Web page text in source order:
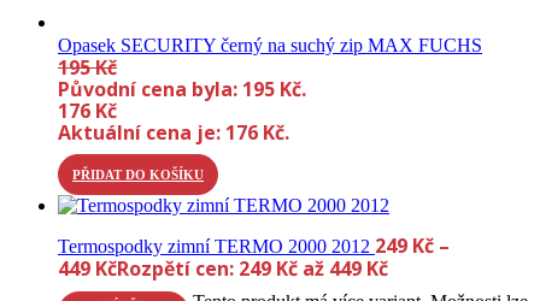
Opasek SECURITY černý na suchý zip MAX FUCHS
195Kč
Původní cena byla: 195 Kč.
176 Kč
Aktuální cena je: 176 Kč.
PŘIDAT DO KOŠÍKU
Termospodky zimní TERMO 2000 2012 249 Kč –
449 KčRozpětí cen: 249 Kč až 449 Kč